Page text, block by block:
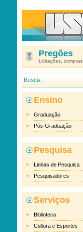
Pregões
Licitações, compras
Ensino
Graduação
Pós-Graduação
Pesquisa
Linhas de Pesquisa
Pesquisadores
Serviços
Biblioteca
Cultura e Esportes